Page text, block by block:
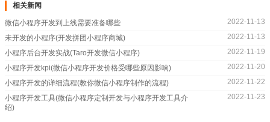
相关新闻
微信小程序开发到上线需要准备哪些
2022-11-13
未开发的小程序(开发拼团小程序商城)
2022-11-13
小程序后台开发实战(Taro开发微信小程序)
2022-11-19
小程序开发kpi(微信小程序开发价格受哪些原因影响)
2022-11-20
小程序开发的详细流程(教你微信小程序制作的流程)
2022-11-22
小程序开发工具(微信小程序定制开发与小程序开发工具介
绍)
2022-11-23